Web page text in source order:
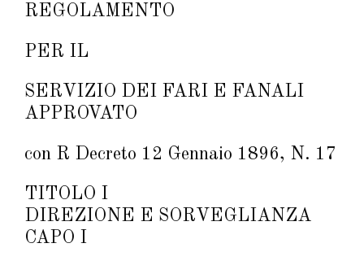
REGOLAMENTO
PER IL
SERVIZIO DEI FARI E FANALI
APPROVATO
con R Decreto 12 Gennaio 1896, N. 17
TITOLO I
DIREZIONE E SORVEGLIANZA
CAPO I